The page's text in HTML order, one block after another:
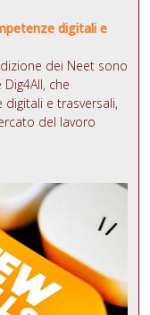
digitali e
dei Neet sono
che
e trasversali,
del lavoro